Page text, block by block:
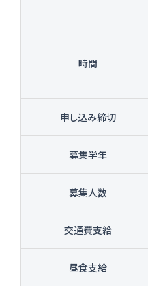
時間
申し込み締切
募集学年
募集人数
交通費支給
昼食支給